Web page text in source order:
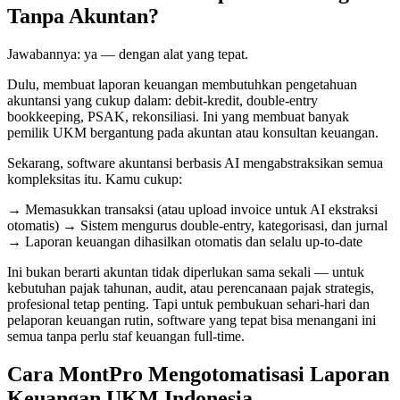
Tanpa Akuntan?
Jawabannya: ya — dengan alat yang tepat.
Dulu, membuat laporan keuangan membutuhkan pengetahuan
akuntansi yang cukup dalam: debit-kredit, double-entry
bookkeeping, PSAK, rekonsiliasi. Ini yang membuat banyak
pemilik UKM bergantung pada akuntan atau konsultan keuangan.
Sekarang, software akuntansi berbasis AI mengabstraksikan semua
kompleksitas itu. Kamu cukup:
→ Memasukkan transaksi (atau upload invoice untuk AI ekstraksi
otomatis) → Sistem mengurus double-entry, kategorisasi, dan jurnal
→ Laporan keuangan dihasilkan otomatis dan selalu up-to-date
Ini bukan berarti akuntan tidak diperlukan sama sekali — untuk
kebutuhan pajak tahunan, audit, atau perencanaan pajak strategis,
profesional tetap penting. Tapi untuk pembukuan sehari-hari dan
pelaporan keuangan rutin, software yang tepat bisa menangani ini
semua tanpa perlu staf keuangan full-time.
Cara MontPro Mengotomatisasi Laporan